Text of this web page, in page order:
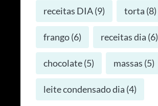
receitas DIA(9) torta (8)
frango(6) receitas dia (6)
chocolate(5) massas (5)
leite condensado dia (4)